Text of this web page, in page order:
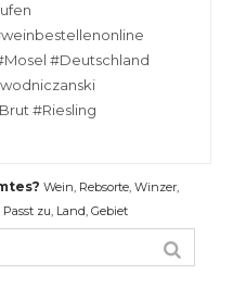
#Deutschland
#Riesling
Wein, Rebsorte, Winzer,
zu, Land, Gebiet